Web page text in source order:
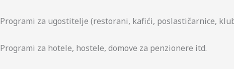
Programi za ugostitelje (restorani, kafići, poslastičarnice,
Programi za hotele, hostele, domove za penzionere itd.